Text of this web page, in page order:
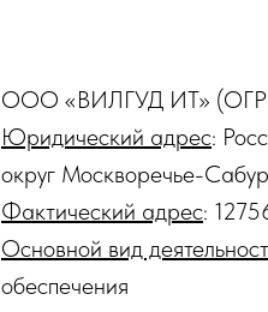
ООО «ВИЛГУД ИТ»
Юридический адрес:
округ Москворечье-
Фактический адрес:
Основной вид
обеспечения